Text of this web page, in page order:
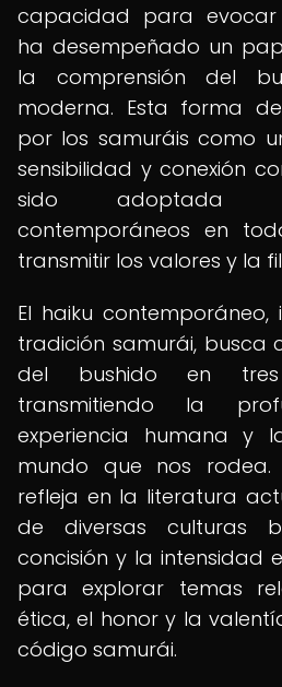
capacidad para evocar
ha desempeñado un
la comprensión del
moderna. Esta forma
por los samuráis como
sensibilidad y conexión
sido adoptada
contemporáneos en
transmitir los valores y la
El haiku
tradición samurái, busca
del bushido en tres
transmitiendo la
experiencia humana y
mundo que nos rodea.
refleja en la literatura
de diversas culturas
concisión y la intensidad
para explorar temas
ética, el honor y la
código samurái.